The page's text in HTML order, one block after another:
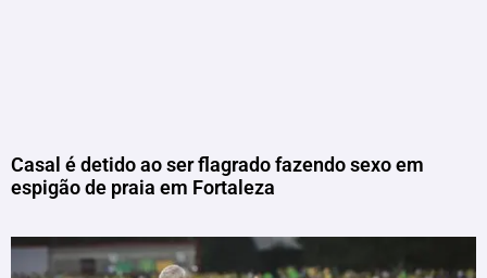
Casal é detido ao ser flagrado fazendo sexo em
espigão de praia em Fortaleza